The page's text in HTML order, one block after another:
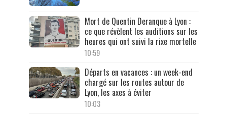
Mort de Quentin Deranque à Lyon :
ce que révèlent les auditions sur les
heures qui ont suivi la rixe mortelle
10:59
Départs en vacances : un week-end
chargé sur les routes autour de
Lyon, les axes à éviter
10:03